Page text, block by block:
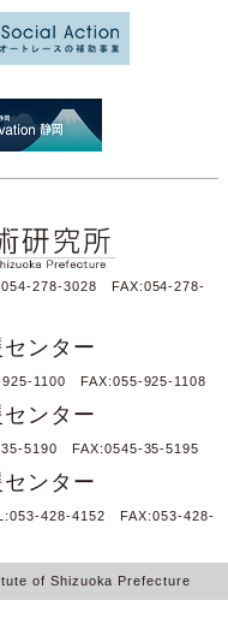
278-3028 FAX:054-278-
ンター
1100 FAX:055-925-1108
ンター
5190 FAX:0545-35-5195
ンター
428-4152 FAX:053-428-
of Shizuoka Prefecture